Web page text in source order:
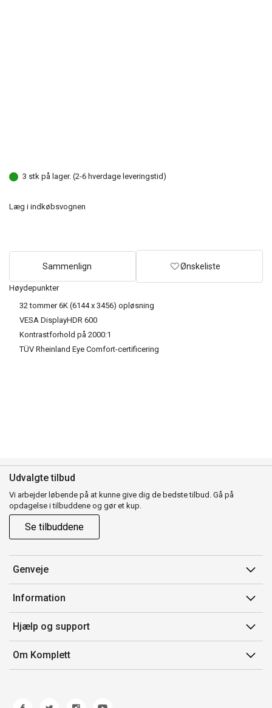
Høydepunkter
32 tommer 6K (6144 x 3456) opløsning
VESA DisplayHDR 600
Kontrastforhold på 2000:1
TÜV Rheinland Eye Comfort-certificering
3 stk på lager. (2-6 hverdage leveringstid)
Læg i indkøbsvognen
Sammenlign Ønskeliste
Udvalgte tilbud
Vi arbejder løbende på at kunne give dig de bedste tilbud. Gå på
opdagelse i tilbuddene og gør et kup.
Se tilbuddene
Genveje
Min side
Ordrehistorik
Gavekort
Information
Salgsbetingelser
Mærker/producent
Fortrydelsesret
Hjælp og support
Kontakt os
Kundeservice
Om Komplett